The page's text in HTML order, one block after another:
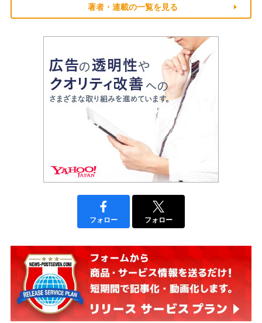
著者・連載の一覧を見る
フォロー フォロー